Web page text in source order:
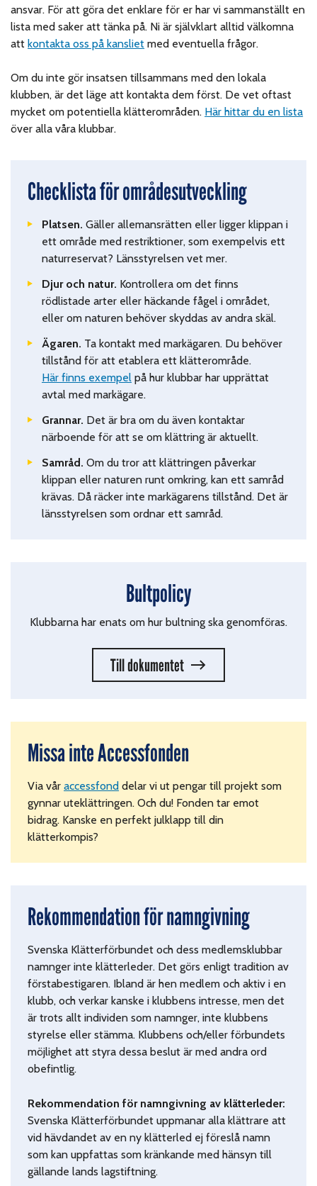
ansvar. För att göra det enklare för er har vi sammanställt en
lista med saker att tänka på. Ni är självklart alltid välkomna
attkontakta oss på kansliet med eventuella frågor.
Om du inte gör insatsen tillsammans med den lokala
klubben, är det läge att kontakta dem först. De vet oftast
mycket om potentiella klätterområden. Här hittar du en lista
över alla våra klubbar.
Checklista för områdesutveckling
Platsen. Gäller allemansrätten eller ligger klippan i
ett område med restriktioner, som exempelvis ett
naturreservat? Länsstyrelsen vet mer.
Djur och natur. Kontrollera om det finns
rödlistade arter eller häckande fågel i området,
eller om naturen behöver skyddas av andra skäl.
Ägaren. Ta kontakt med markägaren. Du behöver
tillstånd för att etablera ett klätterområde.
Här finns exempel på hur klubbar har upprättat
avtal med markägare.
Grannar. Det är bra om du även kontaktar
närboende för att se om klättring är aktuellt.
Samråd. Om du tror att klättringen påverkar
klippan eller naturen runt omkring, kan ett samråd
krävas. Då räcker inte markägarens tillstånd. Det är
länsstyrelsen som ordnar ett samråd.
Bultpolicy
Klubbarna har enats om hur bultning ska genomföras.
Till dokumentet
Missa inte Accessfonden
Via våraccessfond delar vi ut pengar till projekt som
gynnar uteklättringen. Och du! Fonden tar emot
bidrag. Kanske en perfekt julklapp till din
klätterkompis?
Rekommendation för namngivning
Svenska Klätterförbundet och dess medlemsklubbar
namnger inte klätterleder. Det görs enligt tradition av
förstabestigaren. Ibland är hen medlem och aktiv i en
klubb, och verkar kanske i klubbens intresse, men det
är trots allt individen som namnger, inte klubbens
styrelse eller stämma. Klubbens och/eller förbundets
möjlighet att styra dessa beslut är med andra ord
obefintlig.
Rekommendation för namngivning av klätterleder:
Svenska Klätterförbundet uppmanar alla klättrare att
vid hävdandet av en ny klätterled ej föreslå namn
som kan uppfattas som kränkande med hänsyn till
gällande lands lagstiftning.